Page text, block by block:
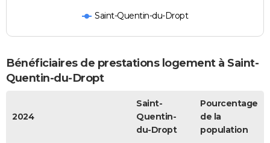
Saint-Quentin-du-Dropt
Bénéficiaires de prestations logement à Saint-
Quentin-du-Dropt
2024
Saint-
Quentin-
du-Dropt
Pourcentage
de la
population